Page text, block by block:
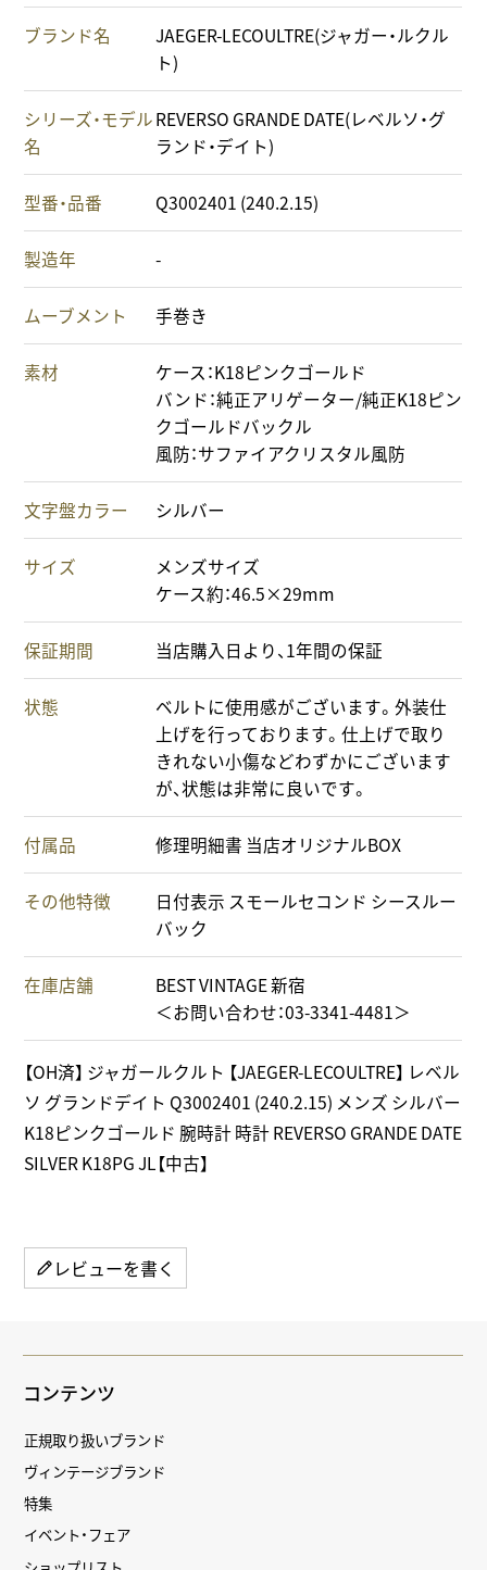
ブランド名
JAEGER-LECOULTRE(ジャガー・ルクル
ト)
シリーズ・モデル
名
REVERSO GRANDE DATE(レベルソ・グ
ランド・デイト)
型番・品番 Q3002401 (240.2.15)
製造年 -
ムーブメント 手巻き
素材
ケース：K18ピンクゴールド
バンド：純正アリゲーター/純正K18ピン
クゴールドバックル
風防：サファイアクリスタル風防
文字盤カラー シルバー
サイズ
メンズサイズ
ケース約：46.5×29mm
保証期間 当店購入日より、1年間の保証
状態
ベルトに使用感がございます。外装仕
上げを行っております。仕上げで取り
きれない小傷などわずかにございます
が、状態は非常に良いです。
付属品 修理明細書 当店オリジナルBOX
その他特徴
日付表示 スモールセコンド シースルー
バック
在庫店舗
BEST VINTAGE 新宿
＜お問い合わせ：03-3341-4481＞
【OH済】 ジャガールクルト 【JAEGER-LECOULTRE】 レベル
ソ グランドデイト Q3002401 (240.2.15) メンズ シルバー
K18ピンクゴールド 腕時計 時計 REVERSO GRANDE DATE
SILVER K18PG JL【中古】
レビューを書く
コンテンツ
正規取り扱いブランド
ヴィンテージブランド
特集
イベント・フェア